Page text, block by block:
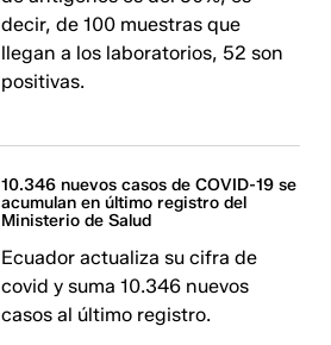
decir, de 100 muestras que
llegan a los laboratorios, 52 son
positivas.
10.346 nuevos casos de COVID-19 se
acumulan en último registro del
Ministerio de Salud
Ecuador actualiza su cifra de
covid y suma 10.346 nuevos
casos al último registro.